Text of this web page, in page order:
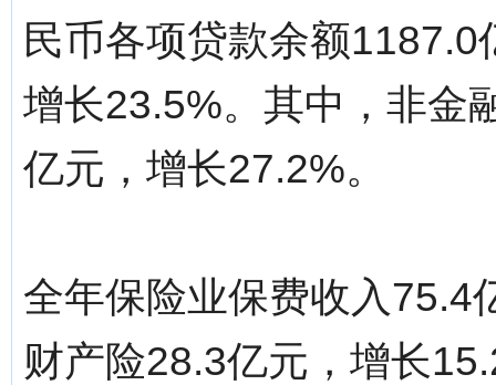
民币各项贷款余额
增长23.5%。其中，非金
亿元，增长27.2%。
全年保险业保费收入75.4
财产险28.3亿元，增长